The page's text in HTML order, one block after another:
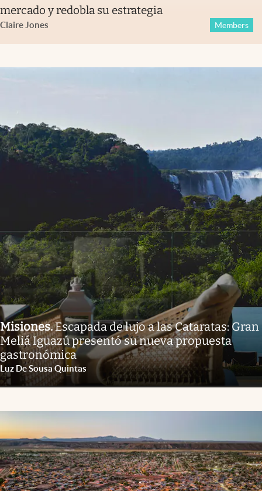
mercado y redobla su estrategia
Claire Jones Members
Misiones.Escapada de lujo a las Cataratas: Gran
Meliá Iguazú presentó su nueva propuesta
gastronómica
Luz De Sousa Quintas